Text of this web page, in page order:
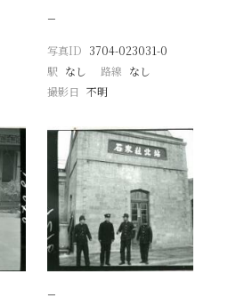
−
写真ID 3704-023031-0
駅 なし 路線 なし
撮影日 不明
−